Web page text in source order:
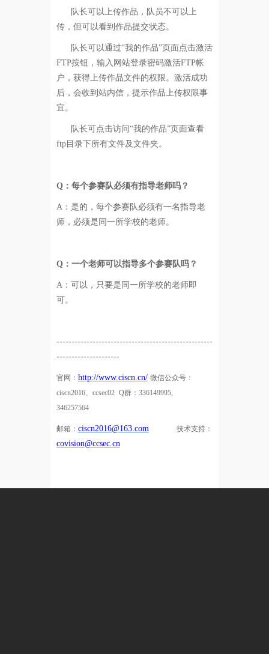
队长可以上传作品，队员不可以上
传，但可以看到作品提交状态。
队长可以通过“我的作品”页面点击激活
FTP按钮，输入网站登录密码激活FTP帐
户，获得上传作品文件的权限。激活成功
后，会收到站内信，提示作品上传权限事
宜。
队长可点击访问“我的作品”页面查看
ftp目录下所有文件及文件夹。
Q：每个参赛队必须有指导老师吗？
A： 是的，每个参赛队必须有一名指导老
师，必须是同一所学校的老师。
Q：一个老师可以指导多个参赛队吗？
A： 可以，只要是同一所学校的老师即
可。
----------------------------------------------------
---------------------
官网： http://www.ciscn.cn/ 微信公众号：
ciscn2016、 ccsec02 Q群： 336149995,
346257564
邮箱： ciscn2016@163.com 技术支持：
covision@ccsec.cn